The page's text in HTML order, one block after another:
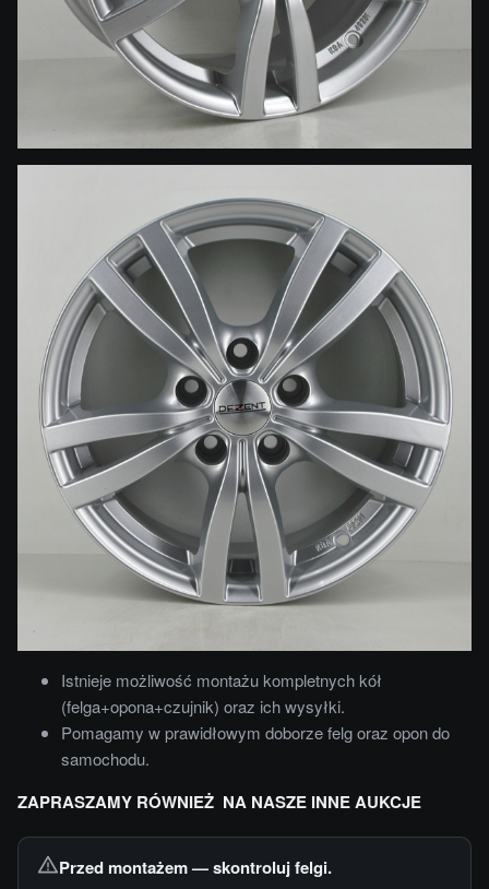
Istnieje możliwość montażu kompletnych kół
(felga+opona+czujnik) oraz ich wysyłki.
Pomagamy w prawidłowym doborze felg oraz opon do
samochodu.
ZAPRASZAMY RÓWNIEŻ NA NASZE INNE AUKCJE
Przed montażem — skontroluj felgi.